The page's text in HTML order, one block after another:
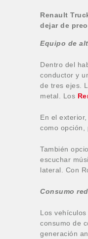
Renault
dejar de
Equipo de
Dentro del
conductor y
de tres ejes.
metal.
Los
En el
como opción,
También
escuchar
lateral.
Con
Consumo
Los
consumo de
generación